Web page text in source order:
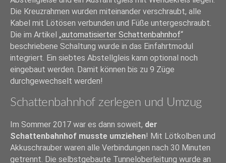
Die Kreuzrahmen wurden miteinander verschraubt, alle
Kabel mit Lötösen verbunden und Füße untergeschraubt.
Die im Artikel „automatisierter Schattenbahnhof“
beschriebene Schaltung wurde in das Einfahrtmodul
integriert. Ein siebtes Abstellgleis kann optional noch
eingebaut werden. Damit können bis zu 9 Züge
durchgewechselt werden!
Schattenbahnhof zerlegen und Umzug
Im Sommer 2017 war es dann soweit, der
Schattenbahnhof musste umziehen! Mit Lötkolben und
Akkuschrauber waren alle Verbindungen nach 30 Minuten
getrennt. Die selbstgebaute Tunneloberleitung wurde an